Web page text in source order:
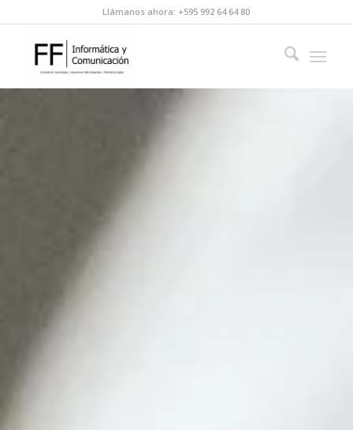
Llámanos ahora: +595 992 64 64 80